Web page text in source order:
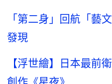
「第二身」回航「
發現
【浮世繪】日本最